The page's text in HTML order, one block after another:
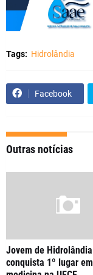
Tags: Hidrolândia
Facebook
Outras notícias
Jovem de Hidrolândia
conquista 1º lugar em